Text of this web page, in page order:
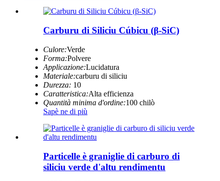
Carburu di Siliciu Cúbicu (β-SiC)
Culore:Verde
Forma:Polvere
Applicazione:Lucidatura
Materiale:carburu di siliciu
Durezza: 10
Caratteristica:Alta efficienza
Quantità minima d'ordine:100 chilò
Sapè ne di più
Particelle è graniglie di carburo di
siliciu verde d'altu rendimentu